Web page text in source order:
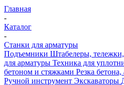
Главная
-
Каталог
-
Станки для арматуры
Подъемники Штабелеры,
для арматуры Техника для
бетоном и стяжками Резка бетона,
Ручной инструмент Экскаваторы